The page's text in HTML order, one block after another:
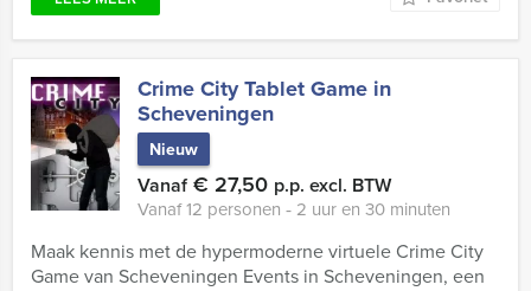
Crime City Tablet Game in
Scheveningen
Nieuw
Vanaf€ 27,50 p.p. excl. BTW
Vanaf 12 personen ‐ 2 uur en 30 minuten
Maak kennis met de hypermoderne virtuele Crime City
Game van Scheveningen Events in Scheveningen, een